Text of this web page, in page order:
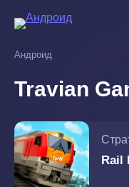
основному
Андроид
Travian
Rail